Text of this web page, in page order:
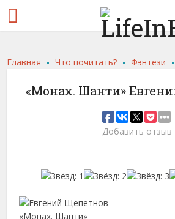
Главная .Что почитать? .Фэнтези .
«Монах. Шанти»
Добавить отзыв